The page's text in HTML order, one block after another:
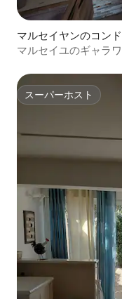
マルセイヤンのコン
マルセイユのギャラ
スーパーホスト
スーパーホスト